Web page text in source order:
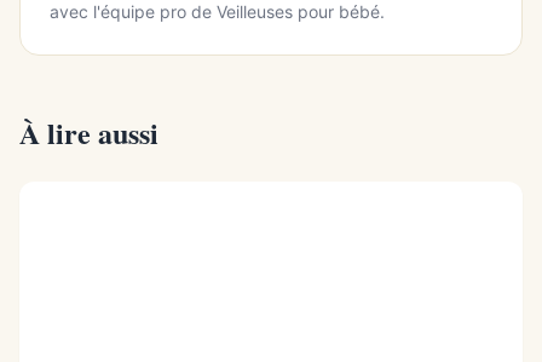
avec l'équipe pro de Veilleuses pour bébé.
À lire aussi